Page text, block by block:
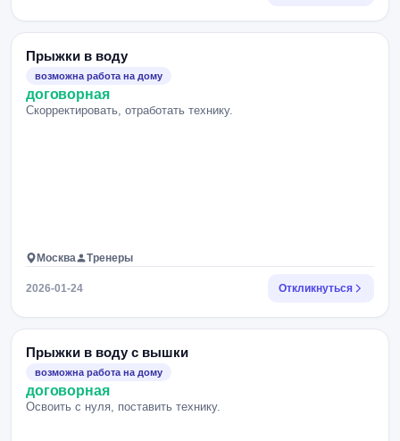
Прыжки в воду
возможна работа на дому
договорная
Скорректировать, отработать технику.
Москва Тренеры
2026-01-24 Откликнуться
Прыжки в воду с вышки
возможна работа на дому
договорная
Освоить с нуля, поставить технику.